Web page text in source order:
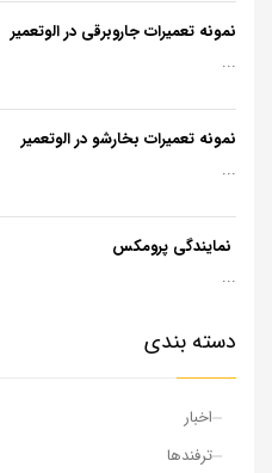
نمونه تعمیرات جاروبرقی در الوتعمیر
...
نمونه تعمیرات بخارشو در الوتعمیر
...
نمایندگی پرومکس
...
دسته بندی
اخبار
ترفندها